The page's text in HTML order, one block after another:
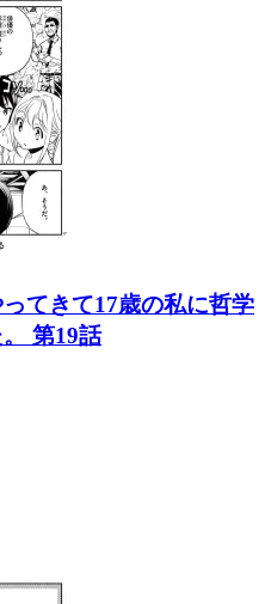
てきて17歳の私に哲学
第19話